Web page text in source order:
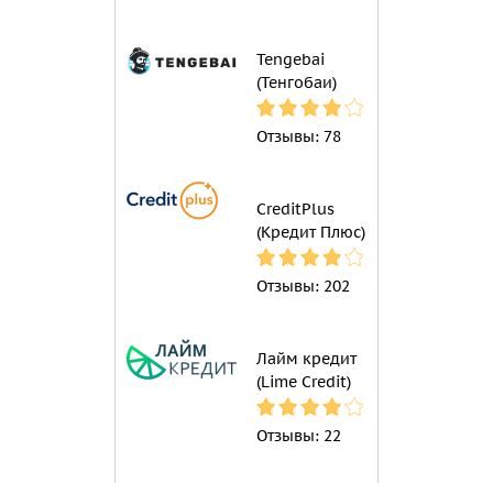
Tengebai
(Тенгобаи)
Отзывы: 78
CreditPlus
(Кредит Плюс)
Отзывы: 202
Лайм кредит
(Lime Credit)
Отзывы: 22